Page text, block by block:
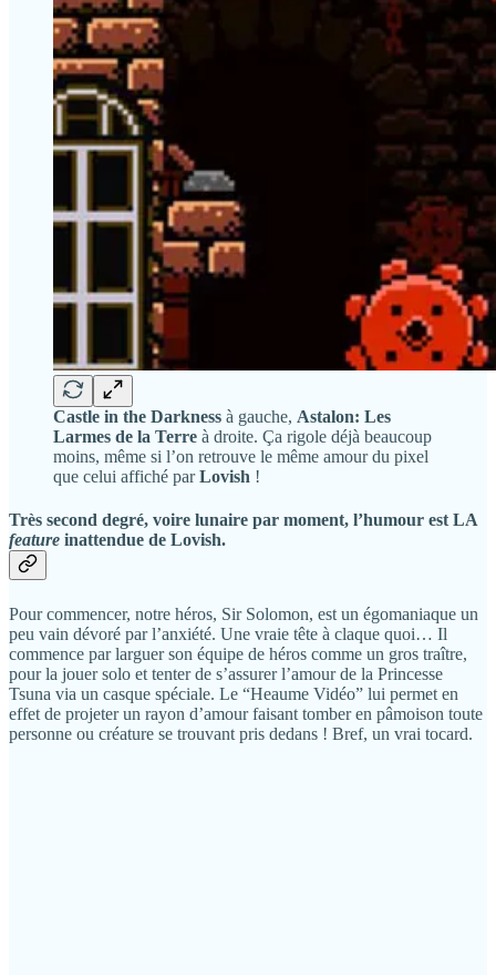
Castle in the Darkness à gauche, Astalon: Les
Larmes de la Terre à droite. Ça rigole déjà beaucoup
moins, même si l’on retrouve le même amour du pixel
que celui affiché parLovish !
Très second degré, voire lunaire par moment, l’humour est LA
feature inattendue de Lovish.
Pour commencer, notre héros, Sir Solomon, est un égomaniaque un
peu vain dévoré par l’anxiété. Une vraie tête à claque quoi… Il
commence par larguer son équipe de héros comme un gros traître,
pour la jouer solo et tenter de s’assurer l’amour de la Princesse
Tsuna via un casque spéciale. Le “Heaume Vidéo” lui permet en
effet de projeter un rayon d’amour faisant tomber en pâmoison toute
personne ou créature se trouvant pris dedans ! Bref, un vrai tocard.